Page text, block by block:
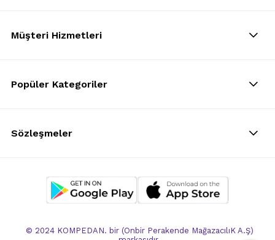
Müşteri Hizmetleri
Popüler Kategoriler
Sözleşmeler
© 2024 KOMPEDAN. bir (Onbir Perakende MağazacılıK A.Ş)